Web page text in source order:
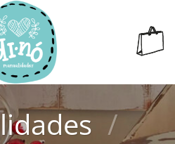
/